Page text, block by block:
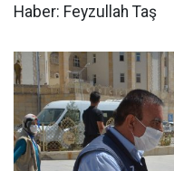
Haber: Feyzullah Taş